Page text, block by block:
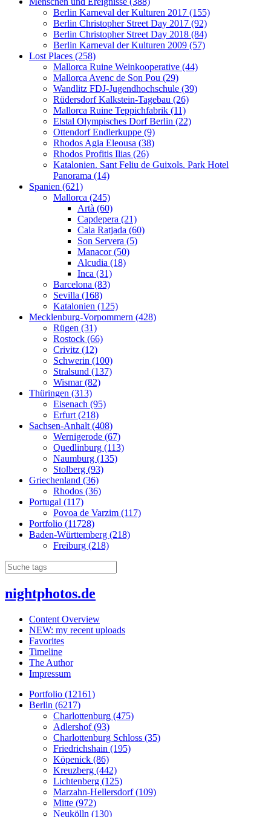
Berlin Karneval der Kulturen 2017 (155)
Berlin Christopher Street Day 2017 (92)
Berlin Christopher Street Day 2018 (84)
Berlin Karneval der Kulturen 2009 (57)
Lost Places (258)
Mallorca Ruine Weinkooperative (44)
Mallorca Avenc de Son Pou (29)
Wandlitz FDJ-Jugendhochschule (39)
Rüdersdorf Kalkstein-Tagebau (26)
Mallorca Ruine Teppichfabrik (11)
Elstal Olympisches Dorf Berlin (22)
Ottendorf Endlerkuppe (9)
Rhodos Agia Eleousa (38)
Rhodos Profitis Ilias (26)
Katalonien. Sant Feliu de Guixols. Park Hotel
Panorama (14)
Spanien (621)
Mallorca (245)
Artà (60)
Capdepera (21)
Cala Ratjada (60)
Son Servera (5)
Manacor (50)
Alcudia (18)
Inca (31)
Barcelona (83)
Sevilla (168)
Katalonien (125)
Mecklenburg-Vorpommern (428)
Rügen (31)
Rostock (66)
Crivitz (12)
Schwerin (100)
Stralsund (137)
Wismar (82)
Thüringen (313)
Eisenach (95)
Erfurt (218)
Sachsen-Anhalt (408)
Wernigerode (67)
Quedlinburg (113)
Naumburg (135)
Stolberg (93)
Griechenland (36)
Rhodos (36)
Portugal (117)
Povoa de Varzim (117)
Portfolio (11728)
Baden-Württemberg (218)
Freiburg (218)
nightphotos.de
Content Overview
NEW: my recent uploads
Favorites
Timeline
The Author
Impressum
Portfolio (12161)
Berlin (6217)
Charlottenburg (475)
Adlershof (93)
Charlottenburg Schloss (35)
Friedrichshain (195)
Köpenick (86)
Kreuzberg (442)
Lichtenberg (125)
Marzahn-Hellersdorf (109)
Mitte (972)
Neukölln (130)